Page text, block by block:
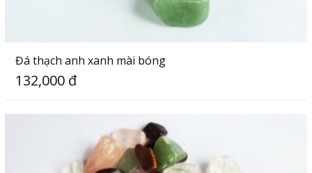
Đá thạch anh xanh mài bóng
132,000 đ